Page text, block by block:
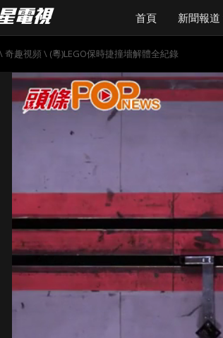
首頁 新聞報道
\奇趣視頻\ (粵)LEGO保時捷撞墻解體全紀錄